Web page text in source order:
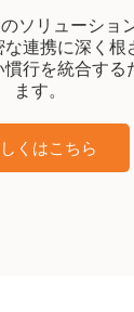
ソリューショ
連携に深く根
行を統合する
ます。
くはこちら